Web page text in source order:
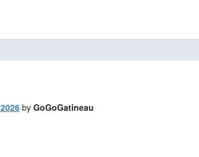
by GoGoGatineau